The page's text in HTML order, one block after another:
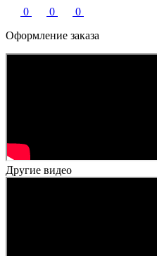
0 0
0
Оформление заказа
Другие видео